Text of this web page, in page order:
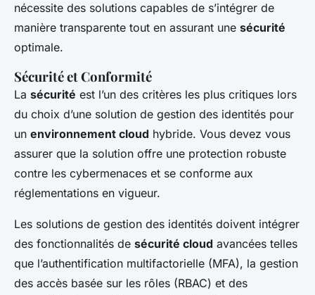
nécessite des solutions capables de s’intégrer de
manière transparente tout en assurant une sécurité
optimale.
Sécurité et Conformité
La sécurité est l’un des critères les plus critiques lors
du choix d’une solution de gestion des identités pour
un environnement cloud hybride. Vous devez vous
assurer que la solution offre une protection robuste
contre les cybermenaces et se conforme aux
réglementations en vigueur.
Les solutions de gestion des identités doivent intégrer
des fonctionnalités de sécurité cloud avancées telles
que l’authentification multifactorielle (MFA), la gestion
des accès basée sur les rôles (RBAC) et des